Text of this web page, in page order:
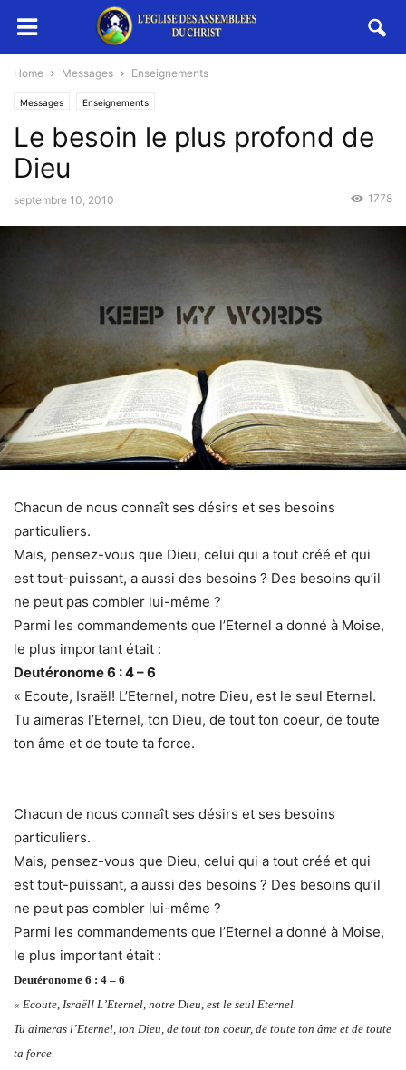
Home Messages Enseignements
Messages Enseignements
Le besoin le plus profond de
Dieu
septembre 10, 2010 1778
Chacun de nous connaît ses désirs et ses besoins
particuliers.
Mais, pensez-vous que Dieu, celui qui a tout créé et qui
est tout-puissant, a aussi des besoins ? Des besoins qu’il
ne peut pas combler lui-même ?
Parmi les commandements que l’Eternel a donné à Moise,
le plus important était :
Deutéronome 6 : 4 – 6
« Ecoute, Israël! L’Eternel, notre Dieu, est le seul Eternel.
Tu aimeras l’Eternel, ton Dieu, de tout ton coeur, de toute
ton âme et de toute ta force.
Chacun de nous connaît ses désirs et ses besoins
particuliers.
Mais, pensez-vous que Dieu, celui qui a tout créé et qui
est tout-puissant, a aussi des besoins ? Des besoins qu’il
ne peut pas combler lui-même ?
Parmi les commandements que l’Eternel a donné à Moise,
le plus important était :
Deutéronome 6 : 4 – 6
« Ecoute, Israël! L’Eternel, notre Dieu, est le seul Eternel.
Tu aimeras l’Eternel, ton Dieu, de tout ton coeur, de toute ton âme et de toute
ta force.